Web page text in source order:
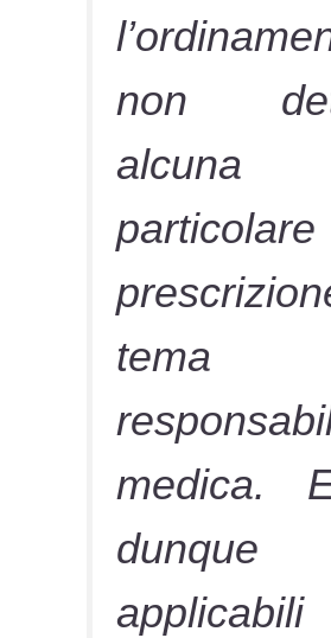
non
alcuna
particolare
medica.
dunque